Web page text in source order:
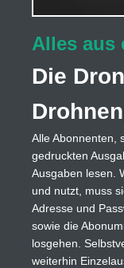
Alles aus
Die
Alle Abonnenten,
gedruckten
Ausgaben lesen.
und nutzt, muss
Adresse und
sowie die
losgehen.
weiterhin